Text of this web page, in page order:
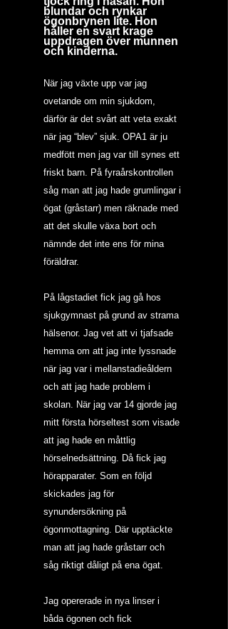
blundar och rynkar
ögonbrynen lite. Hon
håller en svart krage
uppdragen över munnen
och kinderna.
När jag växte upp var jag
ovetande om min sjukdom,
därför är det svårt att veta exakt
när jag “blev” sjuk. OPA1 är ju
medfött men jag var till synes ett
friskt barn. På fyraårskontrollen
såg man att jag hade grumlingar i
ögat (gråstarr) men räknade med
att det skulle växa bort och
nämnde det inte ens för mina
föräldrar.
På lågstadiet fick jag gå hos
sjukgymnast på grund av strama
hälsenor. Jag vet att vi tjafsade
hemma om att jag inte lyssnade
när jag var i mellanstadieåldern
och att jag hade problem i
skolan. När jag var 14 gjorde jag
mitt första hörseltest som visade
att jag hade en måttlig
hörselnedsättning. Då fick jag
hörapparater. Som en följd
skickades jag för
synundersökning på
ögonmottagning. Där upptäckte
man att jag hade gråstarr och
såg riktigt dåligt på ena ögat.
Jag opererade in nya linser i
båda ögonen och fick